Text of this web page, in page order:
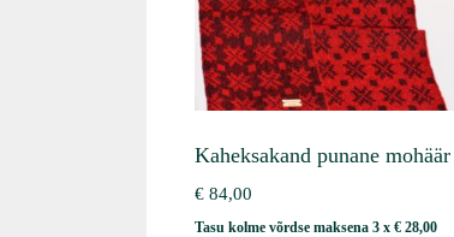
Kaheksakand punane mohäär
€ 84,00
Tasu kolme võrdse maksena 3 x € 28,00